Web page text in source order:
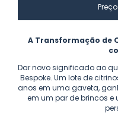
A Transformação de
Dar novo significado ao
Bespoke. Um lote de
anos em uma gaveta,
em um par de brincos